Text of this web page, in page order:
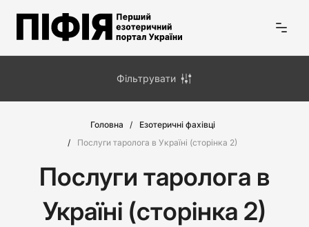
Головна
Езотеричні фахівці
Послуги таролога в Україні (сторiнка 2)
Послуги таролога в
Україні (сторiнка 2)
Фільтрувати